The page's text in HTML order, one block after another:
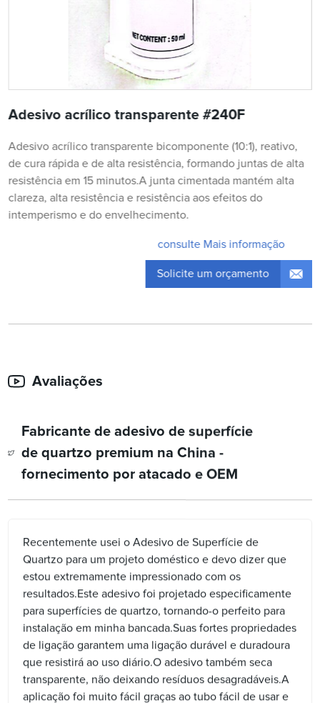
Adesivo acrílico transparente #240F
Adesivo acrílico transparente bicomponente (10:1), reativo,
de cura rápida e de alta resistência, formando juntas de alta
resistência em 15 minutos.A junta cimentada mantém alta
clareza, alta resistência e resistência aos efeitos do
intemperismo e do envelhecimento.
consulte Mais informação
Solicite um orçamento
Avaliações
Fabricante de adesivo de superfície
de quartzo premium na China -
fornecimento por atacado e OEM
Recentemente usei o Adesivo de Superfície de
Quartzo para um projeto doméstico e devo dizer que
estou extremamente impressionado com os
resultados.Este adesivo foi projetado especificamente
para superfícies de quartzo, tornando-o perfeito para
instalação em minha bancada.Suas fortes propriedades
de ligação garantem uma ligação durável e duradoura
que resistirá ao uso diário.O adesivo também seca
transparente, não deixando resíduos desagradáveis.A
aplicação foi muito fácil graças ao tubo fácil de usar e